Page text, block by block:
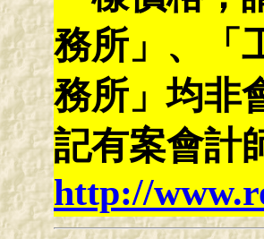
務所」、「
務所」均非
記有案會計
http://